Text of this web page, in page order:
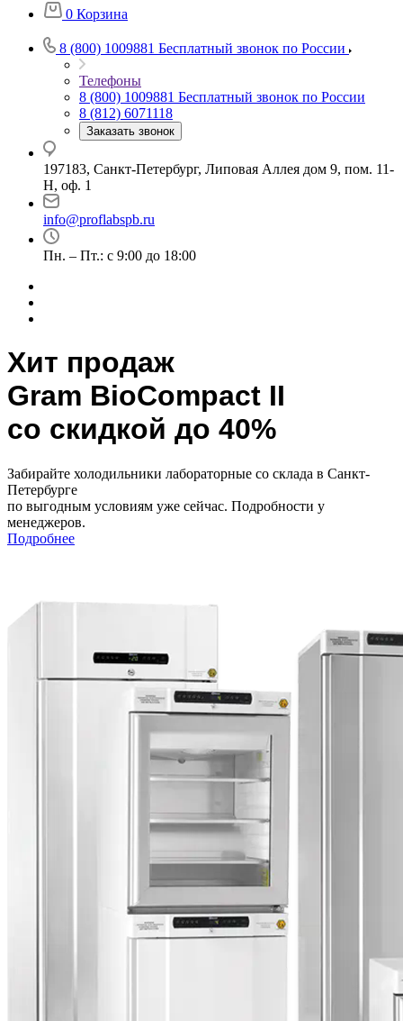
0 Корзина
8 (800) 1009881 Бесплатный звонок по России
Телефоны
8 (800) 1009881 Бесплатный звонок по России
8 (812) 6071118
Заказать звонок
197183, Санкт-Петербург, Липовая Аллея дом 9, пом. 11-
Н, оф. 1
info@proflabspb.ru
Пн. – Пт.: с 9:00 до 18:00
Хит продаж
Gram BioCompact II
со скидкой до 40%
Забирайте холодильники лабораторные со склада в Санкт-
Петербурге
по выгодным условиям уже сейчас. Подробности у
менеджеров.
Подробнее